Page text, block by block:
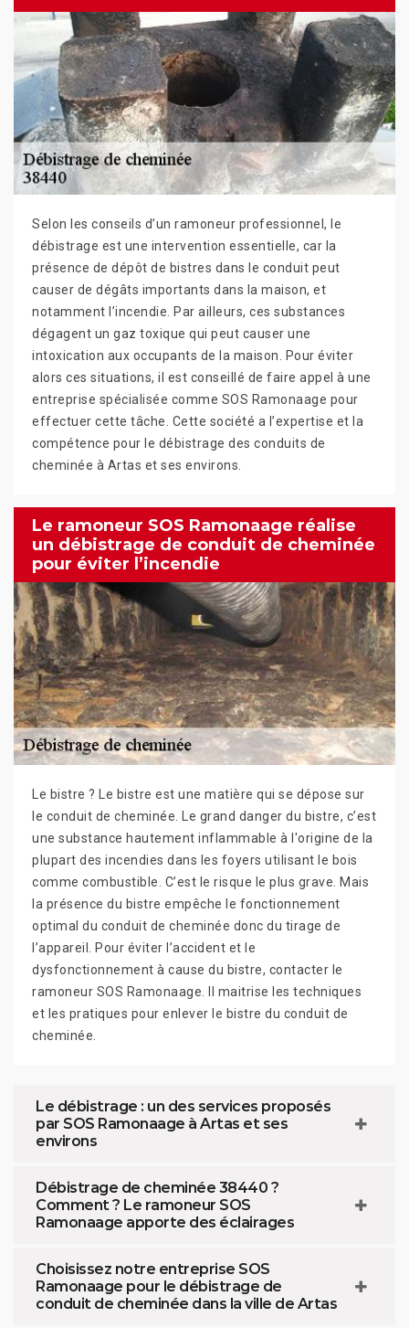
Selon les conseils d’un ramoneur professionnel, le
débistrage est une intervention essentielle, car la
présence de dépôt de bistres dans le conduit peut
causer de dégâts importants dans la maison, et
notamment l’incendie. Par ailleurs, ces substances
dégagent un gaz toxique qui peut causer une
intoxication aux occupants de la maison. Pour éviter
alors ces situations, il est conseillé de faire appel à une
entreprise spécialisée comme SOS Ramonaage pour
effectuer cette tâche. Cette société a l’expertise et la
compétence pour le débistrage des conduits de
cheminée à Artas et ses environs.
Le ramoneur SOS Ramonaage réalise
un débistrage de conduit de cheminée
pour éviter l’incendie
Le bistre ? Le bistre est une matière qui se dépose sur
le conduit de cheminée. Le grand danger du bistre, c’est
une substance hautement inflammable à l'origine de la
plupart des incendies dans les foyers utilisant le bois
comme combustible. C’est le risque le plus grave. Mais
la présence du bistre empêche le fonctionnement
optimal du conduit de cheminée donc du tirage de
l’appareil. Pour éviter l’accident et le
dysfonctionnement à cause du bistre, contacter le
ramoneur SOS Ramonaage. Il maitrise les techniques
et les pratiques pour enlever le bistre du conduit de
cheminée.
Le débistrage : un des services proposés
par SOS Ramonaage à Artas et ses
environs
Débistrage de cheminée 38440 ?
Comment ? Le ramoneur SOS
Ramonaage apporte des éclairages
Choisissez notre entreprise SOS
Ramonaage pour le débistrage de
conduit de cheminée dans la ville de Artas